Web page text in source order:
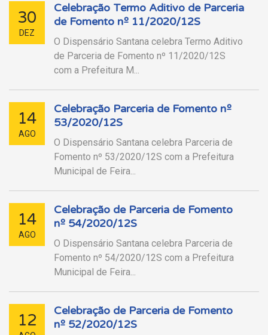
30
DEZ
Celebração Termo Aditivo de Parceria
de Fomento nº 11/2020/12S
O Dispensário Santana celebra Termo Aditivo
de Parceria de Fomento nº 11/2020/12S
com a Prefeitura M...
14
AGO
Celebração Parceria de Fomento nº
53/2020/12S
O Dispensário Santana celebra Parceria de
Fomento nº 53/2020/12S com a Prefeitura
Municipal de Feira...
14
AGO
Celebração de Parceria de Fomento
nº 54/2020/12S
O Dispensário Santana celebra Parceria de
Fomento nº 54/2020/12S com a Prefeitura
Municipal de Feira...
12
Celebração de Parceria de Fomento
nº 52/2020/12S